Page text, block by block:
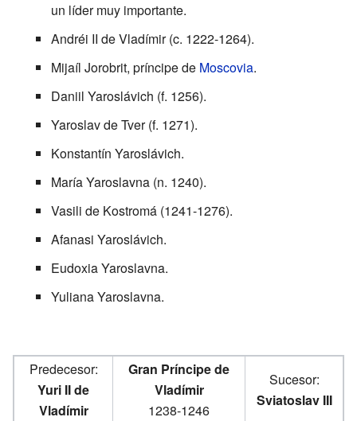
un líder muy importante.
Andréi II de Vladímir (c. 1222-1264).
Mijaíl Jorobrit, príncipe de Moscovia.
Daniil Yaroslávich (f. 1256).
Yaroslav de Tver (f. 1271).
Konstantín Yaroslávich.
María Yaroslavna (n. 1240).
Vasili de Kostromá (1241-1276).
Afanasi Yaroslávich.
Eudoxia Yaroslavna.
Yuliana Yaroslavna.
Predecesor:
Yuri II de
Vladímir
Gran Príncipe de
Vladímir
1238-1246
Sucesor:
Sviatoslav III